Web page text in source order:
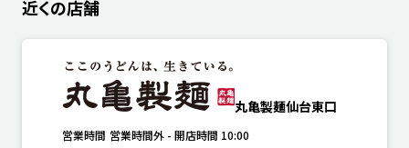
近くの店舗
丸亀製麺仙台東口
営業時間 営業時間外 - 開店時間 10:00